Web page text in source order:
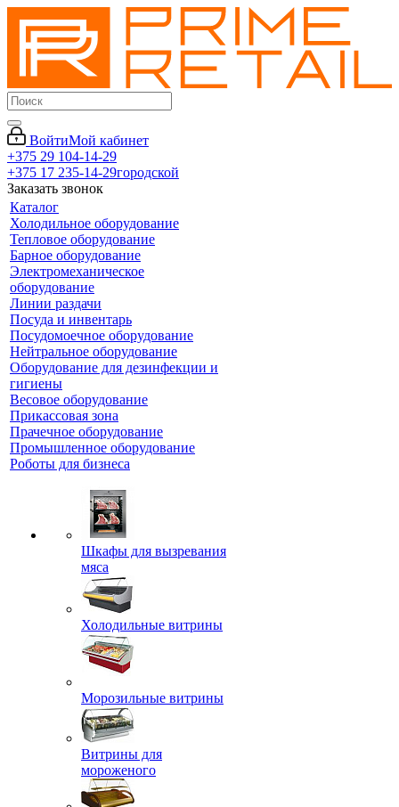
ВойтиМой кабинет
+375 29 104-14-29
+375 17 235-14-29городской
Заказать звонок
Каталог
Холодильное оборудование
Тепловое оборудование
Барное оборудование
Электромеханическое
оборудование
Линии раздачи
Посуда и инвентарь
Посудомоечное оборудование
Нейтральное оборудование
Оборудование для дезинфекции и
гигиены
Весовое оборудование
Прикассовая зона
Прачечное оборудование
Промышленное оборудование
Роботы для бизнеса
Шкафы для вызревания
мяса
Холодильные витрины
Морозильные витрины
Витрины для
мороженого